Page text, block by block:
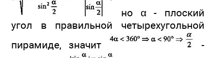
но α - плоский
угол в правильной четырехугольной
пирамиде, значит
-